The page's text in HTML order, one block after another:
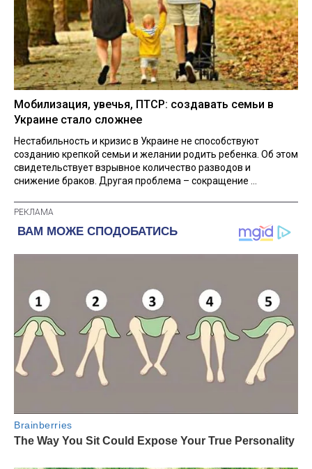
Мобилизация, увечья, ПТСР: создавать семьи в
Украине стало сложнее
Нестабильность и кризис в Украине не способствуют
созданию крепкой семьи и желании родить ребенка. Об этом
свидетельствует взрывное количество разводов и
снижение браков. Другая проблема – сокращение ...